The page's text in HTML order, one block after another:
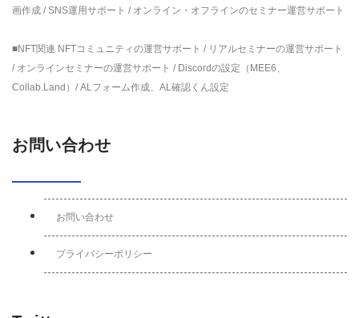
画作成 / SNS運用サポート / オンライン・オフラインのセミナー運営サポート
■NFT関連 NFTコミュニティの運営サポート / リアルセミナーの運営サポート
/ オンラインセミナーの運営サポート / Discordの設定（MEE6、
Collab.Land）/ ALフォーム作成、AL確認くん設定
お問い合わせ
お問い合わせ
プライバシーポリシー